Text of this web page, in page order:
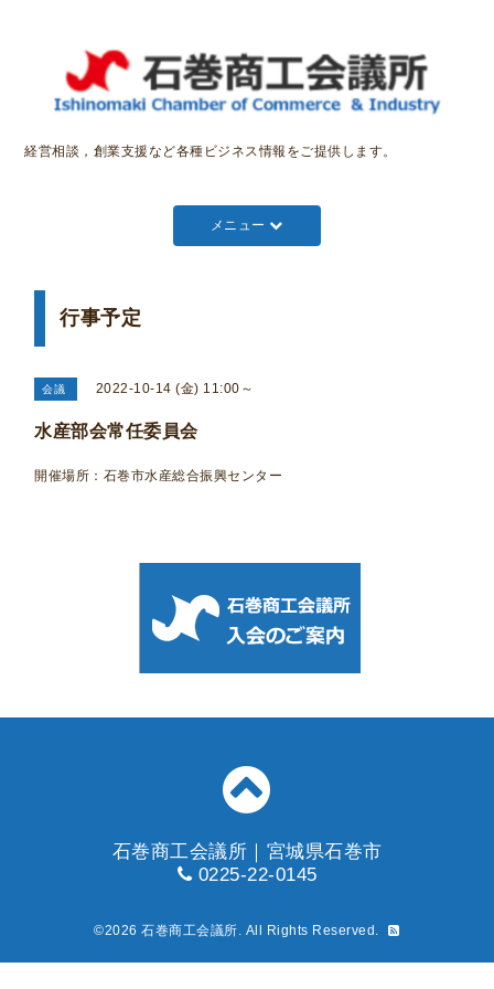
経営相談，創業支援など各種ビジネス情報をご提供します。
メニュー
行事予定
会議 2022-10-14 (金) 11:00～
水産部会常任委員会
開催場所：石巻市水産総合振興センター
石巻商工会議所｜宮城県石巻市
0225-22-0145
©2026石巻商工会議所. All Rights Reserved.